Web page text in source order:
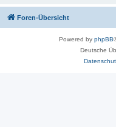
Foren-Übersicht
Powered by phpBB
Deutsche